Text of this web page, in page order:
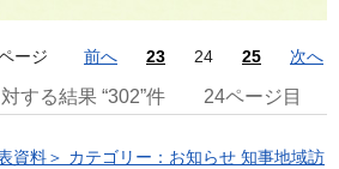
ージ 前へ 23 24 25 次へ
する結果 “302”件 24ページ目
資料＞ カテゴリー：お知らせ 知事地域訪